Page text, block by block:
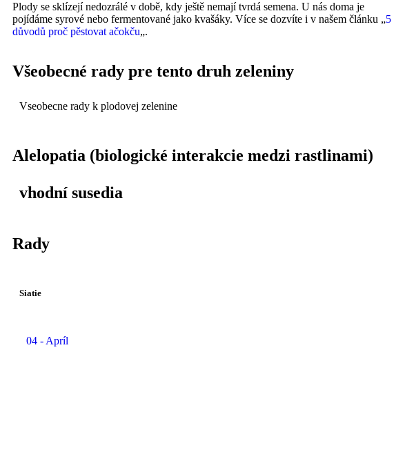
Plody se sklízejí nedozrálé v době, kdy ještě nemají tvrdá semena. U nás doma je
pojídáme syrové nebo fermentované jako kvašáky. Více se dozvíte i v našem článku „5
důvodů proč pěstovat ačokču„.
Všeobecné rady pre tento druh zeleniny
Vseobecne rady k plodovej zelenine
Alelopatia (biologické interakcie medzi rastlinami)
vhodní susedia
Rady
Siatie
04 - Apríl